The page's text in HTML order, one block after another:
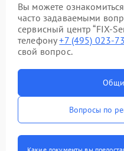
Вы можете
часто задаваемыми
сервисный центр “FIX-
телефону+7 (495) 023-
свой вопрос.
Вопросы по